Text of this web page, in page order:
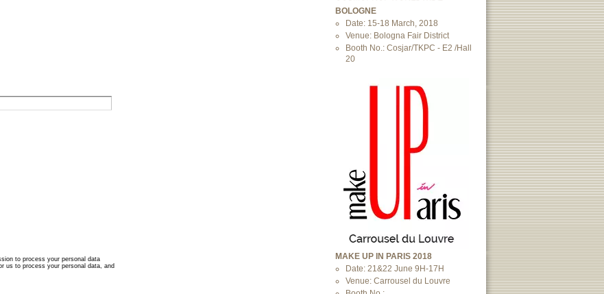
BOLOGNE
Date: 15-18 March, 2018
Venue: Bologna Fair District
Booth No.: Cosjar/TKPC - E2 /Hall
20
MAKE UP IN PARIS 2018
Date: 21&22 June 9H-17H
Venue: Carrousel du Louvre